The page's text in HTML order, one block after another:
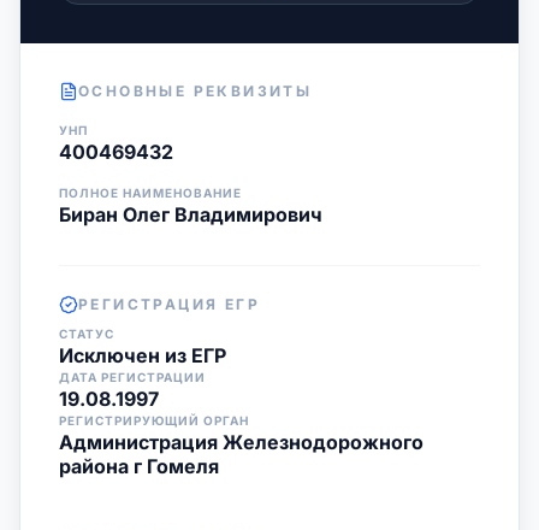
ОСНОВНЫЕ РЕКВИЗИТЫ
УНП
400469432
ПОЛНОЕ НАИМЕНОВАНИЕ
Биран Олег Владимирович
РЕГИСТРАЦИЯ ЕГР
СТАТУС
Исключен из ЕГР
ДАТА РЕГИСТРАЦИИ
19.08.1997
РЕГИСТРИРУЮЩИЙ ОРГАН
Администрация Железнодорожного
района г Гомеля